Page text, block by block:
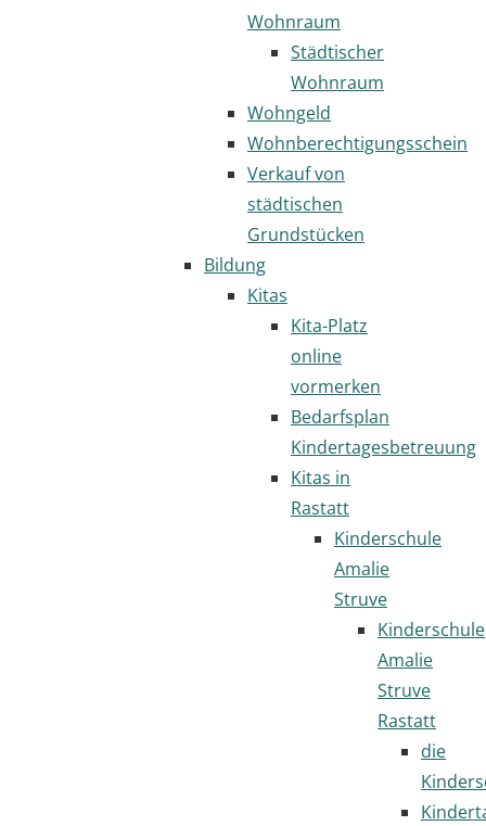
Wohnraum
Städtischer
Wohnraum
Wohngeld
Wohnberechtigungsschein
Verkauf von
städtischen
Grundstücken
Bildung
Kitas
Kita-Platz
online
vormerken
Bedarfsplan
Kindertagesbetreuung
Kitas in
Rastatt
Kinderschule
Amalie
Struve
Kinderschule
Amalie
Struve
Rastatt
die